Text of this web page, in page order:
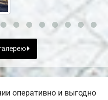
оперативно и выгодно